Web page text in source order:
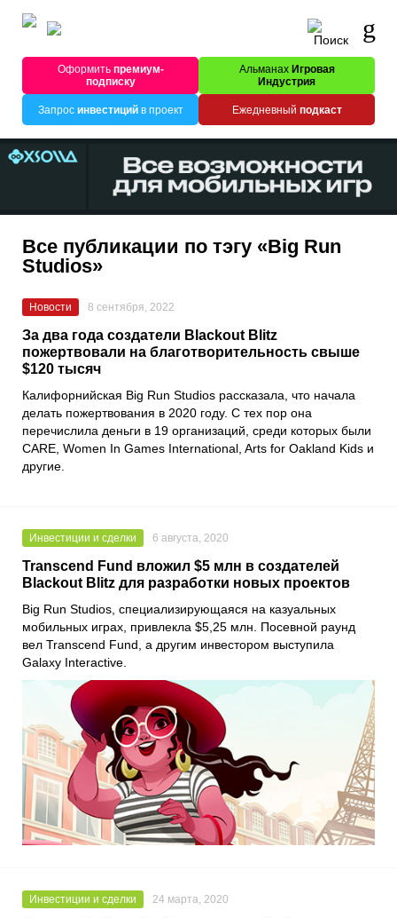
Оформитьпремиум-
подписку
Альманах Игровая
Индустрия
Запрос инвестицийв проект Ежедневный подкаст
Все публикации по тэгу «Big Run
Studios»
Новости 8 сентября, 2022
За два года создатели Blackout Blitz
пожертвовали на благотворительность свыше
$120 тысяч
Калифорнийская Big Run Studios рассказала, что начала
делать пожертвования в 2020 году. С тех пор она
перечислила деньги в 19 организаций, среди которых были
CARE, Women In Games International, Arts for Oakland Kids и
другие.
Инвестиции и сделки 6 августа, 2020
Transcend Fund вложил $5 млн в создателей
Blackout Blitz для разработки новых проектов
Big Run Studios , специализирующаяся на казуальных
мобильных играх, привлекла $5,25 млн. Посевной раунд
вел Transcend Fund , а другим инвестором выступила
Galaxy Interactive
Инвестиции и сделки 24 марта, 2020